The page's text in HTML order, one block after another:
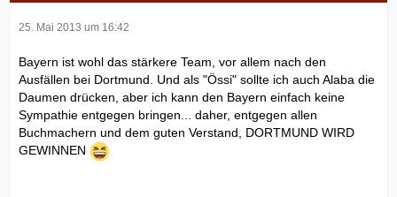
25. Mai 2013 um 16:42
Bayern ist wohl das stärkere Team, vor allem nach den
Ausfällen bei Dortmund. Und als "Össi" sollte ich auch Alaba die
Daumen drücken, aber ich kann den Bayern einfach keine
Sympathie entgegen bringen... daher, entgegen allen
Buchmachern und dem guten Verstand, DORTMUND WIRD
GEWINNEN